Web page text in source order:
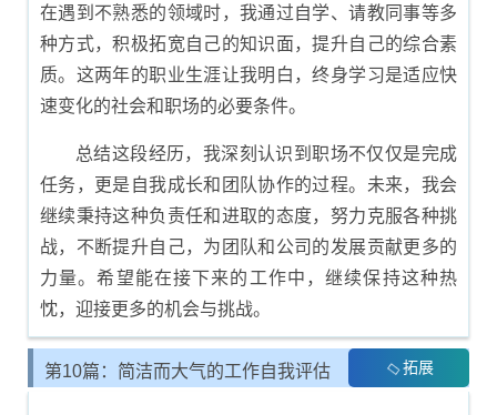
在遇到不熟悉的领域时，我通过自学、请教同事等多
种方式，积极拓宽自己的知识面，提升自己的综合素
质。这两年的职业生涯让我明白，终身学习是适应快
速变化的社会和职场的必要条件。
总结这段经历，我深刻认识到职场不仅仅是完成
任务，更是自我成长和团队协作的过程。未来，我会
继续秉持这种负责任和进取的态度，努力克服各种挑
战，不断提升自己，为团队和公司的发展贡献更多的
力量。希望能在接下来的工作中，继续保持这种热
忱，迎接更多的机会与挑战。
第10篇：简洁而大气的工作自我评估 拓展